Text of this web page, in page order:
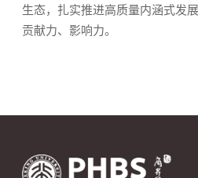
生态，扎实推进高质量内涵式发
贡献力、影响力。